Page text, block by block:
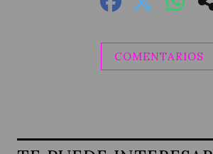
COMENTARIOS